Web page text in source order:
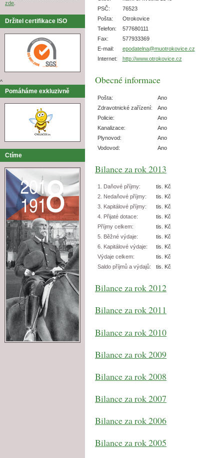
zde.
Držitel certifikace ISO
^
Pomáháme exkluzivně
Ctíme
PSČ:
76523
Pošta:
Otrokovice
Telefon:
577680111
Fax:
577933369
E-mail:
epodatelna@muotrokovice.cz
Internet:
http://www.otrokovice.cz
Obecné informace
Pošta:
Ano
Zdravotnické zařízení:
Ano
Policie:
Ano
Kanalizace:
Ano
Plynovod:
Ano
Vodovod:
Ano
Bilance za rok 2013
1. Daňové příjmy:
tis. Kč
2. Nedaňové příjmy:
tis. Kč
3. Kapitálové příjmy:
tis. Kč
4. Přijaté dotace:
tis. Kč
Příjmy celkem:
tis. Kč
5. Běžné výdaje:
tis. Kč
6. Kapitálové výdaje:
tis. Kč
Výdaje celkem:
tis. Kč
Saldo příjmů a výdajů:
tis. Kč
Bilance za rok 2012
Bilance za rok 2011
Bilance za rok 2010
Bilance za rok 2009
Bilance za rok 2008
Bilance za rok 2007
Bilance za rok 2006
Bilance za rok 2005